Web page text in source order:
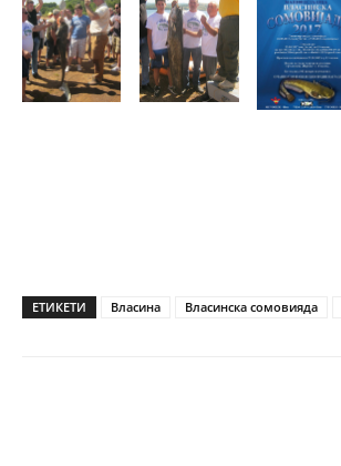
ЕТИКЕТИ Власина Власинска сомовияда